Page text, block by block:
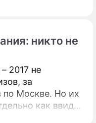
никто не
2017 не
за
по Москве. Но их
как ввиду
и